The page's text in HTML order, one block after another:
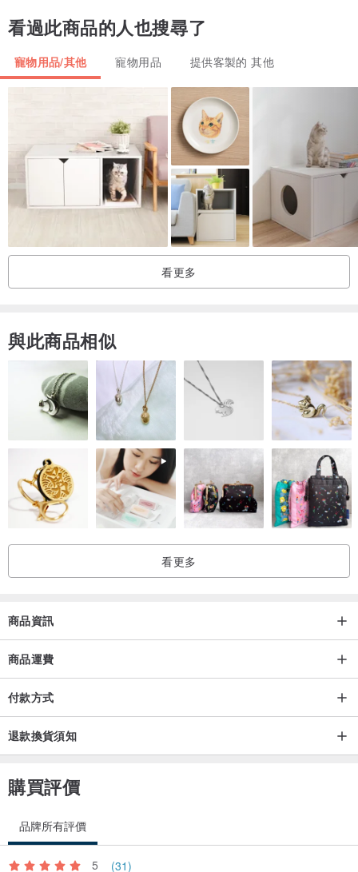
#產品均為人工測量，約有1-3公分誤差值，防止病毒交叉感染風險，
商品均不做退換貨，如有疑問請私訊聊聊
🙇‍♀️製作期約15-20工作天，不含例假日，可私訊聊聊詢問有無現貨。
看過此商品的人也搜尋了
寵物用品/其他 寵物用品 提供客製的 其他
看更多
與此商品相似
看更多
商品資訊
商品運費
付款方式
退款換貨須知
購買評價
品牌所有評價
5 (31)